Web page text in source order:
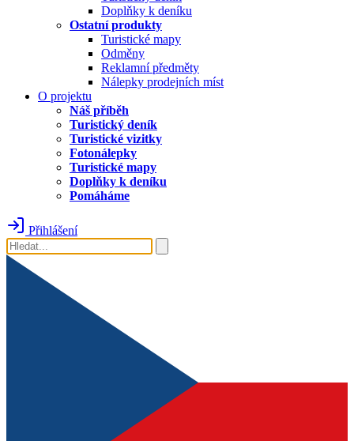
Doplňky k deníku
Ostatní produkty
Turistické mapy
Odměny
Reklamní předměty
Nálepky prodejních míst
O projektu
Náš příběh
Turistický deník
Turistické vizitky
Fotonálepky
Turistické mapy
Doplňky k deníku
Pomáháme
Přihlášení